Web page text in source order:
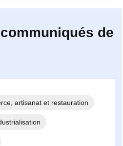
de
artisanat et restauration